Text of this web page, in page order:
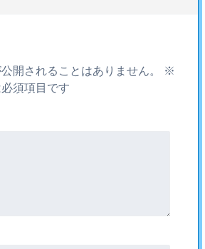
開されることはありません。
※
須項目です